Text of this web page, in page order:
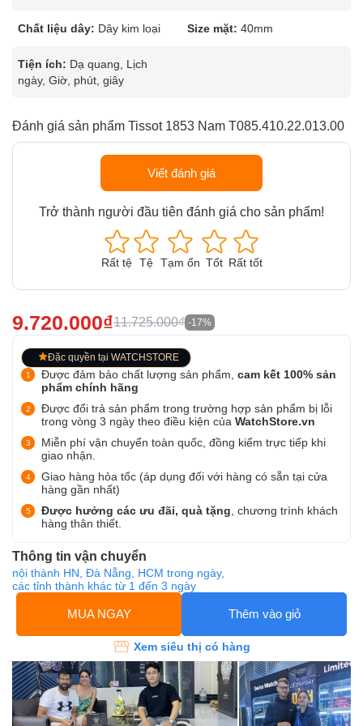
Chất liệu dây: Dây kim loại Size mặt: 40mm
Tiện ích: Dạ quang, Lịch
ngày, Giờ, phút, giây
Đánh giá sản phẩm Tissot 1853 Nam T085.410.22.013.00
Viết đánh giá
Trở thành người đầu tiên đánh giá cho sản phẩm!
Rất tệ Tệ Tạm ổn Tốt Rất tốt
9.720.000₫11.725.000₫ -17%
Đặc quyền tại WATCHSTORE
Được đảm bảo chất lượng sản phẩm, cam kết 100% sản
phẩm chính hãng
Được đổi trả sản phẩm trong trường hợp sản phẩm bị lỗi
trong vòng 3 ngày theo điều kiện của WatchStore.vn
Miễn phí vận chuyển toàn quốc, đồng kiểm trực tiếp khi
giao nhận.
Giao hàng hỏa tốc (áp dụng đối với hàng có sẵn tại cửa
hàng gần nhất)
Được hưởng các ưu đãi, quà tặng , chương trình khách
hàng thân thiết.
Thông tin vận chuyển
nội thành HN, Đà Nẵng, HCM trong ngày,
các tỉnh thành khác từ 1 đến 3 ngày
MUA NGAY Thêm vào giỏ
Xem siêu thị có hàng